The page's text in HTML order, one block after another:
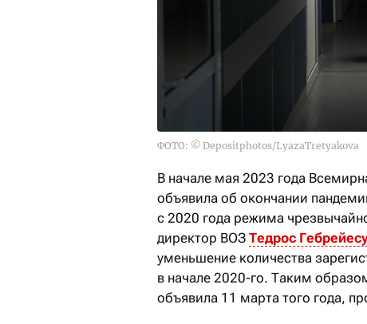
ФОТО: © Depositphotos/LyazaTretyakova
В начале мая 2023 года
объявила об окончании
с 2020 года режима
директор ВОЗ Тедрос
уменьшение количества
в начале 2020-го. Таким
объявила 11 марта того года,